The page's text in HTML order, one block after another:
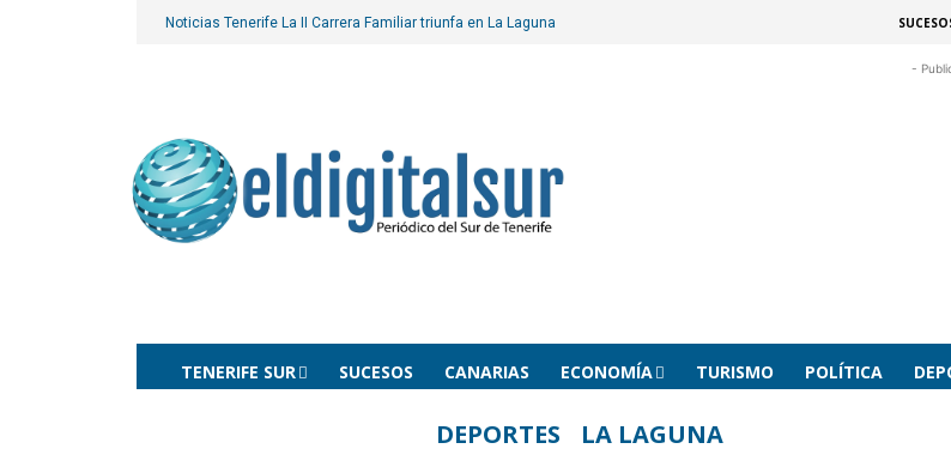
Noticias Tenerife La II Carrera Familiar triunfa en La Laguna
-
TENERIFE SUR SUCESOS CANARIAS ECONOMÍA TURISMO POLÍTICA
DEPORTES LA LAGUNA